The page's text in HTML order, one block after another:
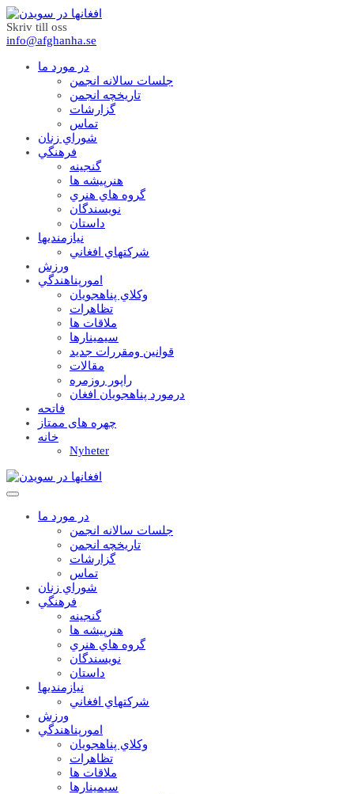
Skriv till oss
info@afghanha.se
در مورد ما
جلسات سالانه انجمن
تاریخچه انجمن
گزارشات
تماس
شوراي زنان
فرهنگي
گنجينه
هنرپيشه ها
گروه هاي هنري
نويسندگان
داستان
نيازمنديها
شرکتهاي افغاني
ورزش
امورپناهندگي
وکلاي پناهجويان
تظاهرات
ملاقات ها
سيمينارها
قوانين ومقررات جديد
مقالات
راپور روزمره
درمورد پناهجويان افغان
فاتحه
چهره های ممتاز
خانه
Nyheter
در مورد ما
جلسات سالانه انجمن
تاریخچه انجمن
گزارشات
تماس
شوراي زنان
فرهنگي
گنجينه
هنرپيشه ها
گروه هاي هنري
نويسندگان
داستان
نيازمنديها
شرکتهاي افغاني
ورزش
امورپناهندگي
وکلاي پناهجويان
تظاهرات
ملاقات ها
سيمينارها